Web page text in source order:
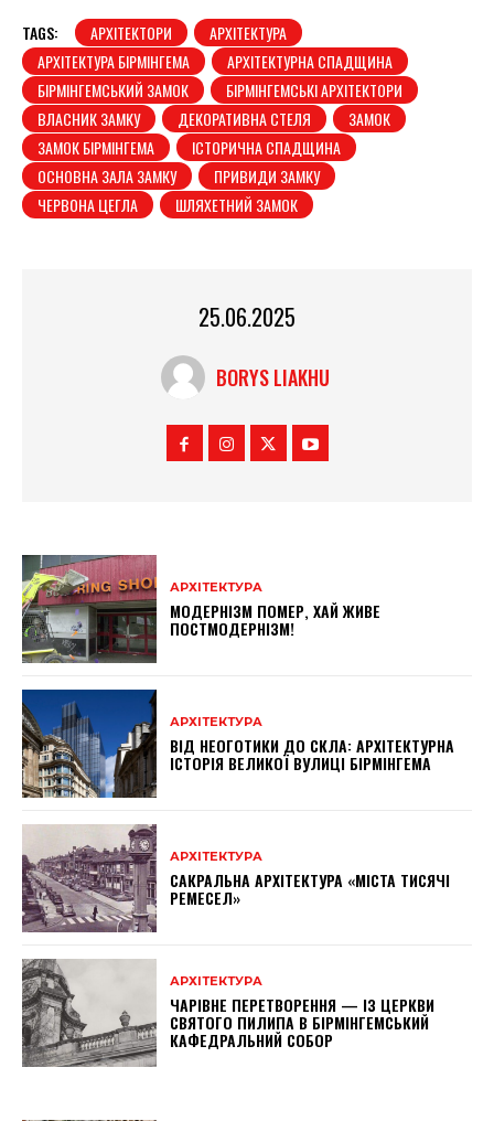
TAGS: АРХІТЕКТОРИ
АРХІТЕКТУРА
АРХІТЕКТУРА БІРМІНГЕМА
АРХІТЕКТУРНА СПАДЩИНА
БІРМІНГЕМСЬКИЙ ЗАМОК
БІРМІНГЕМСЬКІ АРХІТЕКТОРИ
ВЛАСНИК ЗАМКУ
ДЕКОРАТИВНА СТЕЛЯ
ЗАМОК
ЗАМОК БІРМІНГЕМА
ІСТОРИЧНА СПАДЩИНА
ОСНОВНА ЗАЛА ЗАМКУ
ПРИВИДИ ЗАМКУ
ЧЕРВОНА ЦЕГЛА
ШЛЯХЕТНИЙ ЗАМОК
25.06.2025
BORYS LIAKHU
АРХІТЕКТУРА
МОДЕРНІЗМ ПОМЕР, ХАЙ ЖИВЕ
ПОСТМОДЕРНІЗМ!
АРХІТЕКТУРА
ВІД НЕОГОТИКИ ДО СКЛА: АРХІТЕКТУРНА
ІСТОРІЯ ВЕЛИКОЇ ВУЛИЦІ БІРМІНГЕМА
АРХІТЕКТУРА
САКРАЛЬНА АРХІТЕКТУРА «МІСТА ТИСЯЧІ
РЕМЕСЕЛ»
АРХІТЕКТУРА
ЧАРІВНЕ ПЕРЕТВОРЕННЯ — ІЗ ЦЕРКВИ
СВЯТОГО ПИЛИПА В БІРМІНГЕМСЬКИЙ
КАФЕДРАЛЬНИЙ СОБОР